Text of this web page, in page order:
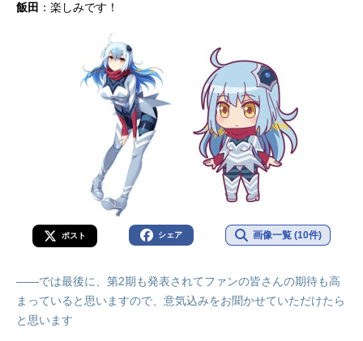
飯田 ：楽しみです！
ポスト シェア 画像一覧 (10件)
――では最後に、第2期も発表されてファンの皆さんの期待も高
まっていると思いますので、意気込みをお聞かせていただけたら
と思います